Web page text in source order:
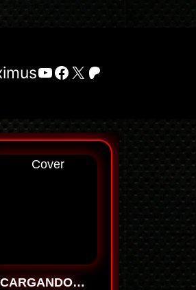
YouTube
Facebook
X Patreon
CARGANDO…